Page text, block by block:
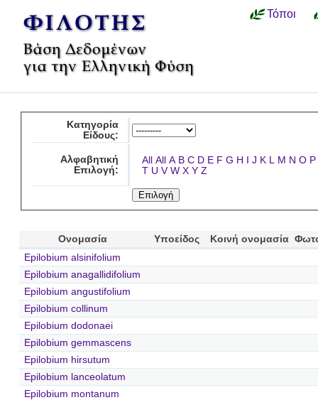
Τόποι
Κατηγορία
Είδους:
Αλφαβητική
Επιλογή:
All All A B C D E F G H I J K L M N O P
T U V W X Y Z
Ονομασία Υποείδος Κοινή ονομασία
Epilobium alsinifolium
Epilobium anagallidifolium
Epilobium angustifolium
Epilobium collinum
Epilobium dodonaei
Epilobium gemmascens
Epilobium hirsutum
Epilobium lanceolatum
Epilobium montanum